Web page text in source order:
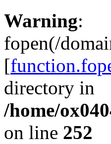
Warning:
fopen(/
[
directory in
/home/
on line 252